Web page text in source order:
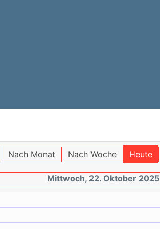
Nach Monat Nach Woche Heute
Mittwoch, 22. Oktober 2025